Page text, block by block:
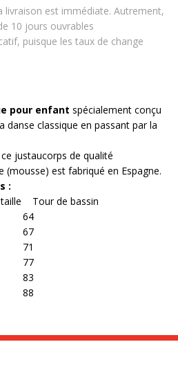
livraison est immédiate. Autrement,
10 jours ouvrables
puisque les taux de change
pour enfant spécialement conçu
danse classique en passant par la
justaucorps de qualité
est fabriqué en Espagne.
:
Tour de bassin
64
67
71
77
83
88